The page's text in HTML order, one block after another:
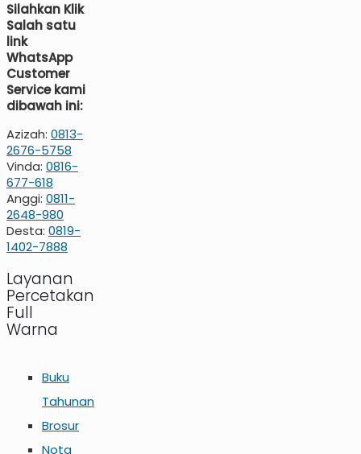
Silahkan Klik
Salah satu
link
WhatsApp
Customer
Service kami
dibawah ini:
Azizah: 0813-
2676-5758
Vinda: 0816-
677-618
Anggi: 0811-
2648-980
Desta: 0819-
1402-7888
Layanan
Percetakan
Full
Warna
Buku
Tahunan
Brosur
Nota